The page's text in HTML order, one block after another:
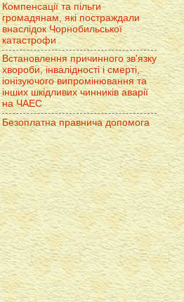
Компенсації та пільги
громадянам, які постраждали
внаслідок Чорнобильської
катастрофи
Встановлення причинного зв'язку
хвороби, інвалідності і смерті,
іонізуючого випромінювання та
інших шкідливих чинників аварії
на ЧАЕС
Безоплатна правнича допомога